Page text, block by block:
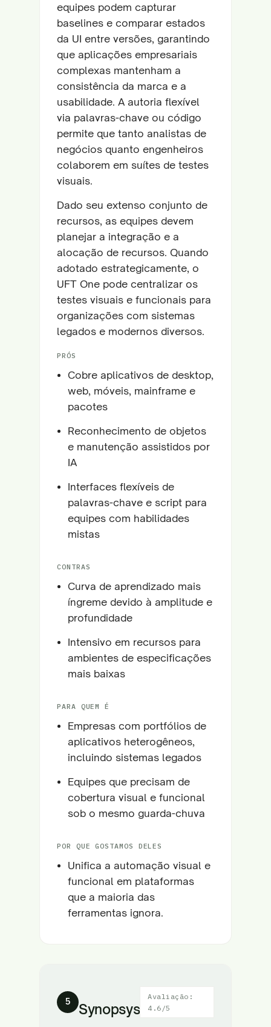
equipes podem capturar
baselines e comparar estados
da UI entre versões, garantindo
que aplicações empresariais
complexas mantenham a
consistência da marca e a
usabilidade. A autoria flexível
via palavras-chave ou código
permite que tanto analistas de
negócios quanto engenheiros
colaborem em suítes de testes
visuais.
Dado seu extenso conjunto de
recursos, as equipes devem
planejar a integração e a
alocação de recursos. Quando
adotado estrategicamente, o
UFT One pode centralizar os
testes visuais e funcionais para
organizações com sistemas
legados e modernos diversos.
PRÓS
Cobre aplicativos de desktop,
web, móveis, mainframe e
pacotes
Reconhecimento de objetos
e manutenção assistidos por
IA
Interfaces flexíveis de
palavras-chave e script para
equipes com habilidades
mistas
CONTRAS
Curva de aprendizado mais
íngreme devido à amplitude e
profundidade
Intensivo em recursos para
ambientes de especificações
mais baixas
PARA QUEM É
Empresas com portfólios de
aplicativos heterogêneos,
incluindo sistemas legados
Equipes que precisam de
cobertura visual e funcional
sob o mesmo guarda-chuva
POR QUE GOSTAMOS DELES
Unifica a automação visual e
funcional em plataformas
que a maioria das
ferramentas ignora.
5 Synopsys
Avaliação:
4.6/5